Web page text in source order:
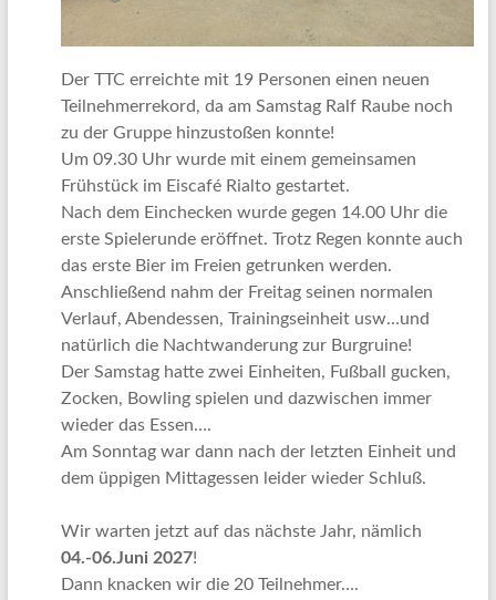
Der TTC erreichte mit 19 Personen einen neuen
Teilnehmerrekord, da am Samstag Ralf Raube noch
zu der Gruppe hinzustoßen konnte!
Um 09.30 Uhr wurde mit einem gemeinsamen
Frühstück im Eiscafé Rialto gestartet.
Nach dem Einchecken wurde gegen 14.00 Uhr die
erste Spielerunde eröffnet. Trotz Regen konnte auch
das erste Bier im Freien getrunken werden.
Anschließend nahm der Freitag seinen normalen
Verlauf, Abendessen, Trainingseinheit usw…und
natürlich die Nachtwanderung zur Burgruine!
Der Samstag hatte zwei Einheiten, Fußball gucken,
Zocken, Bowling spielen und dazwischen immer
wieder das Essen….
Am Sonntag war dann nach der letzten Einheit und
dem üppigen Mittagessen leider wieder Schluß.
Wir warten jetzt auf das nächste Jahr, nämlich
04.-06.Juni 2027!
Dann knacken wir die 20 Teilnehmer….